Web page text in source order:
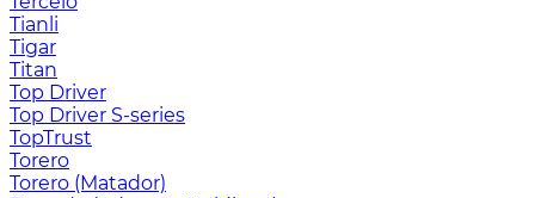
Tianli
Tigar
Titan
Top Driver
Top Driver S-series
TopTrust
Torero
Torero (Matador)